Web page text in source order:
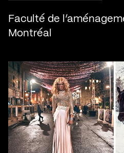
Faculté de
Montréal